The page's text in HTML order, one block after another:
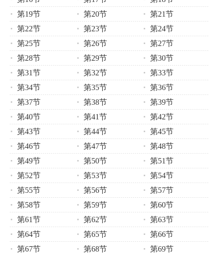
第19节
第20节
第21节
第22节
第23节
第24节
第25节
第26节
第27节
第28节
第29节
第30节
第31节
第32节
第33节
第34节
第35节
第36节
第37节
第38节
第39节
第40节
第41节
第42节
第43节
第44节
第45节
第46节
第47节
第48节
第49节
第50节
第51节
第52节
第53节
第54节
第55节
第56节
第57节
第58节
第59节
第60节
第61节
第62节
第63节
第64节
第65节
第66节
第67节
第68节
第69节